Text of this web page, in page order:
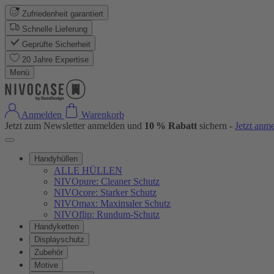
Zufriedenheit garantiert
Schnelle Lieferung
Geprüfte Sicherheit
20 Jahre Expertise
Menü
Anmelden
Warenkorb
Jetzt zum Newsletter anmelden und 10 % Rabatt sichern - Jetzt
Handyhüllen
ALLE HÜLLEN
NIVOpure: Cleaner Schutz
NIVOcore: Starker Schutz
NIVOmax: Maximaler Schutz
NIVOflip: Rundum-Schutz
Handyketten
Displayschutz
Zubehör
Motive